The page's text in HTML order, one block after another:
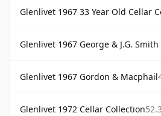
Glenlivet 1967 33 Year Old Cellar
Glenlivet 1967 George & J.G. Smith
Glenlivet 1967 Gordon & Macphail
Glenlivet 1972 Cellar Collection